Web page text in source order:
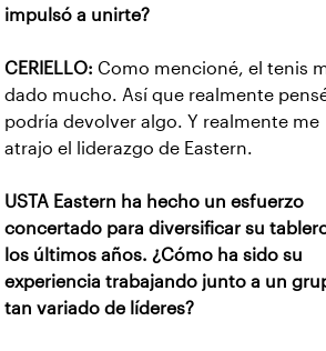
impulsó a unirte?
CERIELLO: Como mencioné, el tenis
dado mucho. Así que realmente
podría devolver algo. Y realmente me
atrajo el liderazgo de Eastern.
USTA Eastern ha hecho un esfuerzo
concertado para diversificar su
los últimos años. ¿Cómo ha sido su
experiencia trabajando junto a un
tan variado de líderes?